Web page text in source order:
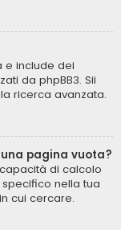
e include dei
da phpBB3. Sii
ricerca avanzata.
pagina vuota?
di calcolo
nella tua
cui cercare.